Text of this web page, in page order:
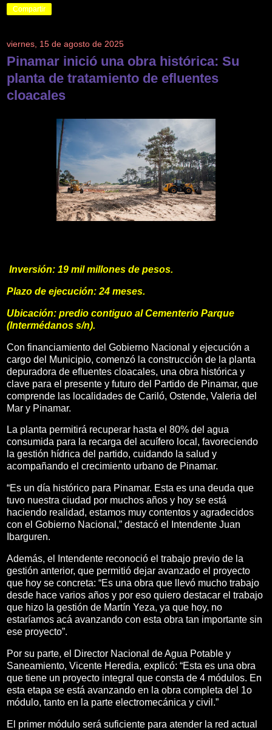
Compartir
viernes, 15 de agosto de 2025
Pinamar inició una obra histórica: Su
planta de tratamiento de efluentes
cloacales
Inversión: 19 mil millones de pesos.
Plazo de ejecución: 24 meses.
Ubicación: predio contiguo al Cementerio Parque
(Intermédanos s/n).
Con financiamiento del Gobierno Nacional y ejecución a
cargo del Municipio, comenzó la construcción de la planta
depuradora de efluentes cloacales, una obra histórica y
clave para el presente y futuro del Partido de Pinamar, que
comprende las localidades de Cariló, Ostende, Valeria del
Mar y Pinamar.
La planta permitirá recuperar hasta el 80% del agua
consumida para la recarga del acuífero local, favoreciendo
la gestión hídrica del partido, cuidando la salud y
acompañando el crecimiento urbano de Pinamar.
“Es un día histórico para Pinamar. Esta es una deuda que
tuvo nuestra ciudad por muchos años y hoy se está
haciendo realidad, estamos muy contentos y agradecidos
con el Gobierno Nacional,” destacó el Intendente Juan
Ibarguren.
Además, el Intendente reconoció el trabajo previo de la
gestión anterior, que permitió dejar avanzado el proyecto
que hoy se concreta: “Es una obra que llevó mucho trabajo
desde hace varios años y por eso quiero destacar el trabajo
que hizo la gestión de Martín Yeza, ya que hoy, no
estaríamos acá avanzando con esta obra tan importante sin
ese proyecto”.
Por su parte, el Director Nacional de Agua Potable y
Saneamiento, Vicente Heredia, explicó: “Esta es una obra
que tiene un proyecto integral que consta de 4 módulos. En
esta etapa se está avanzando en la obra completa del 1o
módulo, tanto en la parte electromecánica y civil.”
El primer módulo será suficiente para atender la red actual